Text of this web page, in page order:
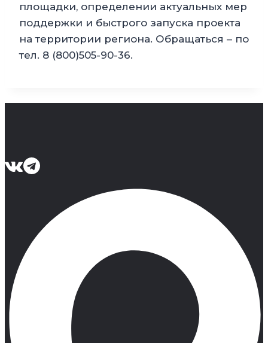
площадки, определении актуальных мер
поддержки и быстрого запуска проекта
на территории региона. Обращаться – по
тел. 8 (800)505-90-36.